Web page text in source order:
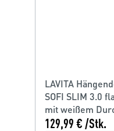
LAVITA
SOFI SLIM 3.0
mit weißem
129,99 € /Stk.